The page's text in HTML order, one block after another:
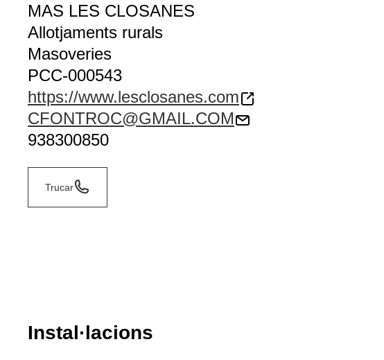
MAS LES CLOSANES
Allotjaments rurals
Masoveries
PCC-000543
https://www.lesclosanes.com
CFONTROC@GMAIL.COM
938300850
Trucar
Instal·lacions